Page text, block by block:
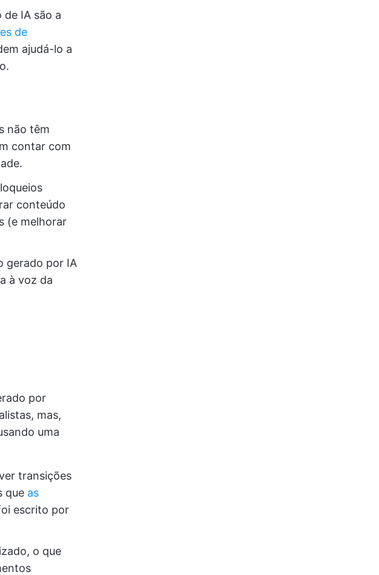
IA são a
de
ajudá-lo a
não têm
contar com
conteúdo
(e melhorar
gerado por IA
à voz da
por
mas,
uma
transições
que as
escrito por
o que